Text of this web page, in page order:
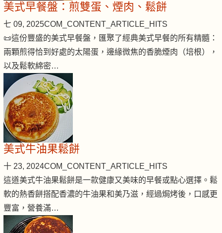
美式早餐盤：煎雙蛋、煙肉、鬆餅
七 09, 2025COM_CONTENT_ARTICLE_HITS
📜這份豐盛的美式早餐盤，匯聚了經典美式早餐的所有精髓：
兩顆煎得恰到好處的太陽蛋，邊緣微焦的香脆煙肉（培根），
以及鬆軟綿密…
美式牛油果鬆餅
十 23, 2024COM_CONTENT_ARTICLE_HITS
這道美式牛油果鬆餅是一款健康又美味的早餐或點心選擇。鬆
軟的熱香餅搭配香濃的牛油果和美乃滋，經過焗烤後，口感更
豐富，營養滿…